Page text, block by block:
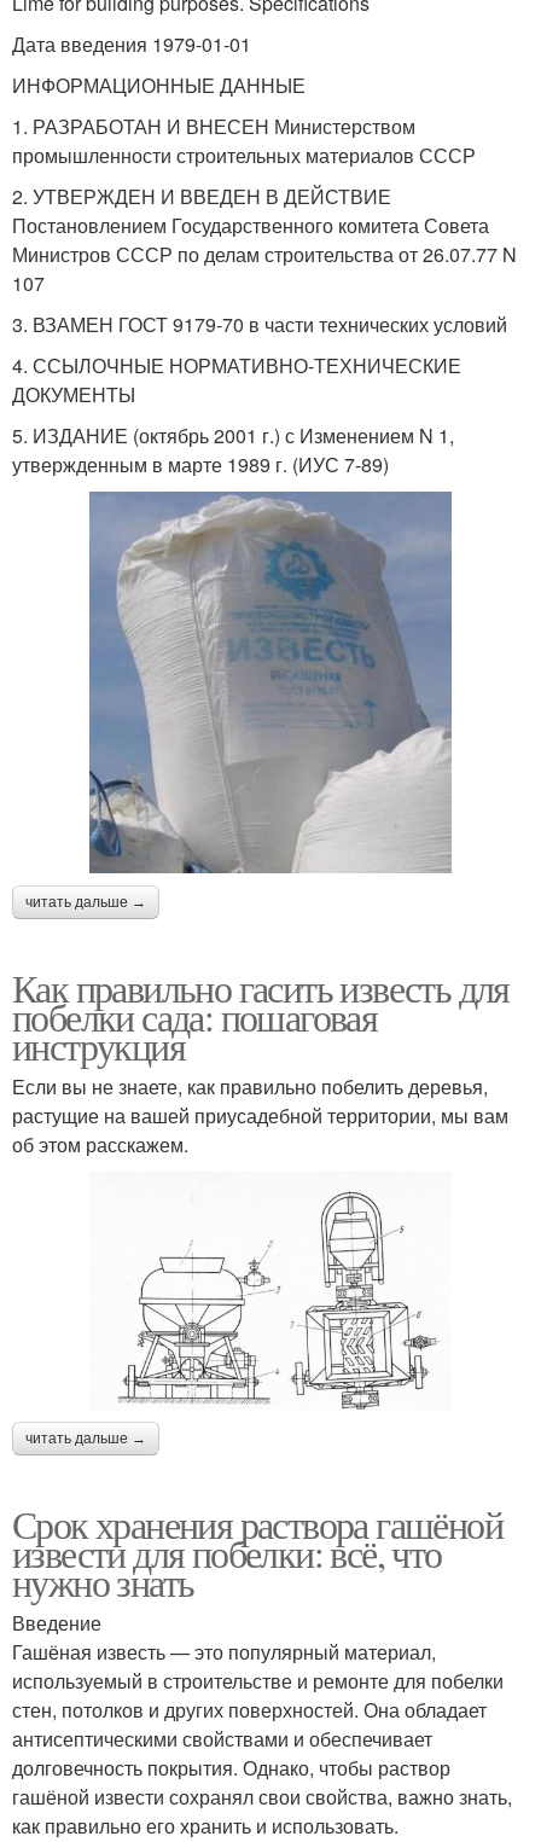
Дата введения 1979-01-01
ИНФОРМАЦИОННЫЕ ДАННЫЕ
1. РАЗРАБОТАН И ВНЕСЕН Министерством
промышленности строительных материалов СССР
2. УТВЕРЖДЕН И ВВЕДЕН В ДЕЙСТВИЕ
Постановлением Государственного комитета Совета
Министров СССР по делам строительства от 26.07.77 N
107
3. ВЗАМЕН ГОСТ 9179-70 в части технических условий
4. ССЫЛОЧНЫЕ НОРМАТИВНО-ТЕХНИЧЕСКИЕ
ДОКУМЕНТЫ
5. ИЗДАНИЕ (октябрь 2001 г.) с Изменением N 1,
утвержденным в марте 1989 г. (ИУС 7-89)
читать дальше →
Как правильно гасить известь для
побелки сада: пошаговая
инструкция
Если вы не знаете, как правильно побелить деревья,
растущие на вашей приусадебной территории, мы вам
об этом расскажем.
читать дальше →
Срок хранения раствора гашёной
извести для побелки: всё, что
нужно знать
Введение
Гашёная известь — это популярный материал,
используемый в строительстве и ремонте для побелки
стен, потолков и других поверхностей. Она обладает
антисептическими свойствами и обеспечивает
долговечность покрытия. Однако, чтобы раствор
гашёной извести сохранял свои свойства, важно знать,
как правильно его хранить и использовать.